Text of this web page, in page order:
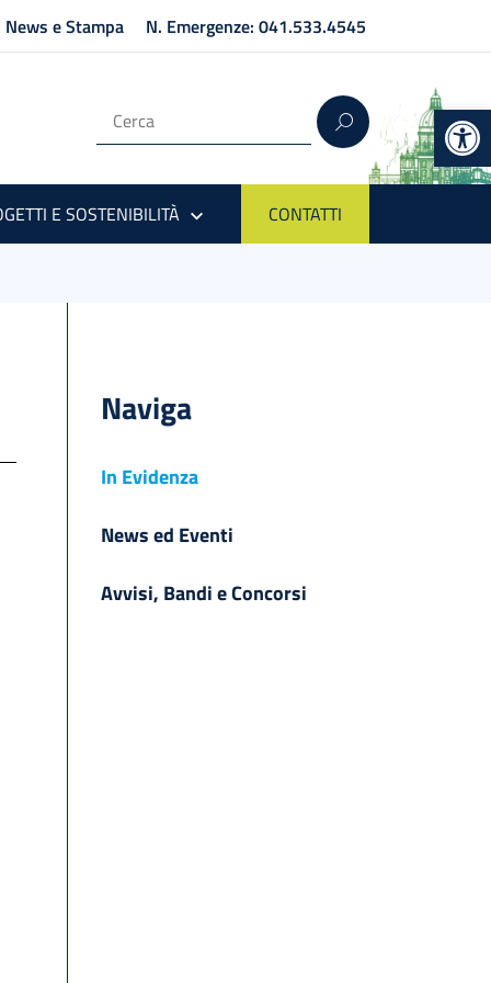
News e Stampa N. Emergenze: 041.533.4545
E SOSTENIBILITÀ CONTATTI
Naviga
In Evidenza
News ed Eventi
Avvisi, Bandi e Concorsi